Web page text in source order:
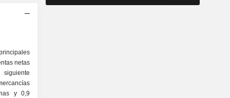
netas
y 0,9